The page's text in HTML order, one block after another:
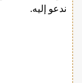
ندعو إليه.